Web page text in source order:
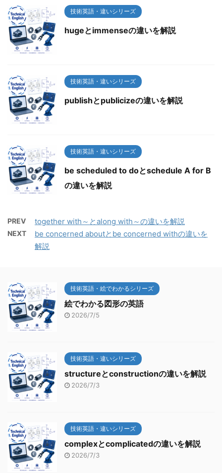
技術英語・違いシリーズ
hugeとimmenseの違いを解説
技術英語・違いシリーズ
publishとpublicizeの違いを解説
技術英語・違いシリーズ
be scheduled to doとschedule A for B
の違いを解説
PREV together with～とalong with～の違いを解説
NEXT
be concerned aboutとbe concerned withの違いを
解説
技術英語・絵でわかるシリーズ
絵でわかる図形の英語
2026/7/5
技術英語・違いシリーズ
structureとconstructionの違いを解説
2026/7/3
技術英語・違いシリーズ
complexとcomplicatedの違いを解説
2026/7/3